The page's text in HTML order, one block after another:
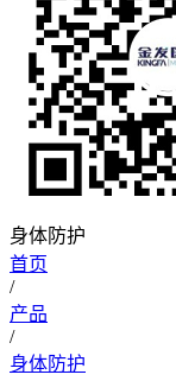
身体防护
首页
/
产品
/
身体防护